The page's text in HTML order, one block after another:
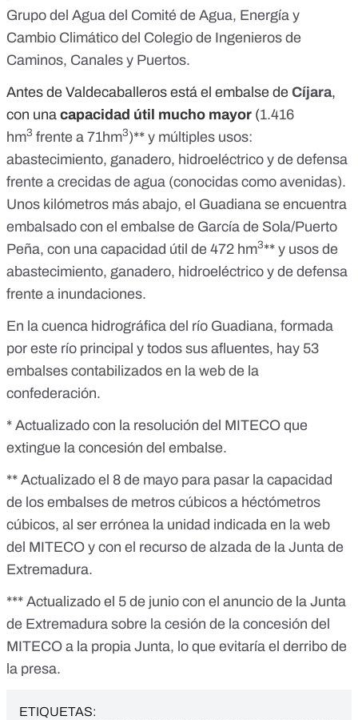
Grupo del Agua del Comité de Agua, Energía y
Cambio Climático del Colegio de Ingenieros de
Caminos, Canales y Puertos.
Antes de Valdecaballeros está el embalse de Cíjara,
con una capacidad útil mucho mayor (1.416
hm3 frente a 71hm3)** y múltiples usos:
abastecimiento, ganadero, hidroeléctrico y de defensa
frente a crecidas de agua (conocidas como avenidas).
Unos kilómetros más abajo, el Guadiana se encuentra
embalsado con el embalse de García de Sola/Puerto
Peña, con una capacidad útil de 472 hm3** y usos de
abastecimiento, ganadero, hidroeléctrico y de defensa
frente a inundaciones.
En la cuenca hidrográfica del río Guadiana, formada
por este río principal y todos sus afluentes, hay 53
embalses contabilizados en la web de la
confederación.
* Actualizado con la resolución del MITECO que
extingue la concesión del embalse.
** Actualizado el 8 de mayo para pasar la capacidad
de los embalses de metros cúbicos a héctómetros
cúbicos, al ser errónea la unidad indicada en la web
del MITECO y con el recurso de alzada de la Junta de
Extremadura.
*** Actualizado el 5 de junio con el anuncio de la Junta
de Extremadura sobre la cesión de la concesión del
MITECO a la propia Junta, lo que evitaría el derribo de
la presa.
ETIQUETAS: